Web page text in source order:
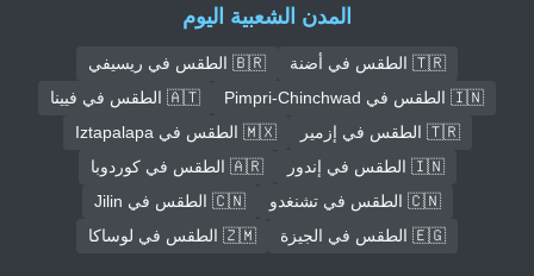
المدن الشعبية اليوم
🇹🇷 الطقس في أضنة
🇧🇷 الطقس في ريسيفي
🇮🇳 الطقس في Pimpri-Chinchwad
🇦🇹 الطقس في فيينا
🇹🇷 الطقس في إزمير
🇲🇽 الطقس في Iztapalapa
🇮🇳 الطقس في إندور
🇦🇷 الطقس في كوردوبا
🇨🇳 الطقس في تشنغدو
🇨🇳 الطقس في Jilin
🇪🇬 الطقس في الجيزة
🇿🇲 الطقس في لوساكا